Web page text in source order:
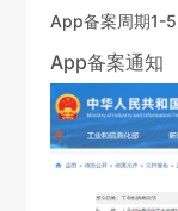
App备案周期1-
App备案通知